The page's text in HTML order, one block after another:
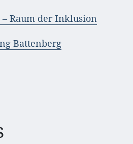
Raum der Inklusion
Battenberg